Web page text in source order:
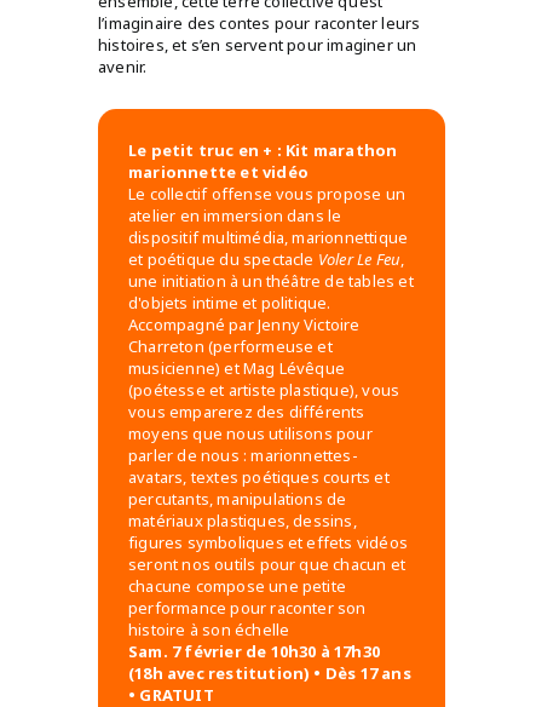
l’imaginaire des contes pour raconter leurs
histoires, et s’en servent pour imaginer un
avenir.
Le petit truc en + : Kit marathon
marionnette et vidéo
Le collectif offense vous propose un
atelier en immersion dans le
dispositif multimédia, marionnettique
et poétique du spectacle Voler Le Feu,
une initiation à un théâtre de tables et
d'objets intime et politique.
Accompagné par Jenny Victoire
Charreton (performeuse et
musicienne) et Mag Lévêque
(poétesse et artiste plastique), vous
vous emparerez des différents
moyens que nous utilisons pour
parler de nous : marionnettes-
avatars, textes poétiques courts et
percutants, manipulations de
matériaux plastiques, dessins,
figures symboliques et effets vidéos
seront nos outils pour que chacun et
chacune compose une petite
performance pour raconter son
histoire à son échelle
Sam. 7 février de 10h30 à 17h30
(18h avec restitution) • Dès 17 ans
• GRATUIT